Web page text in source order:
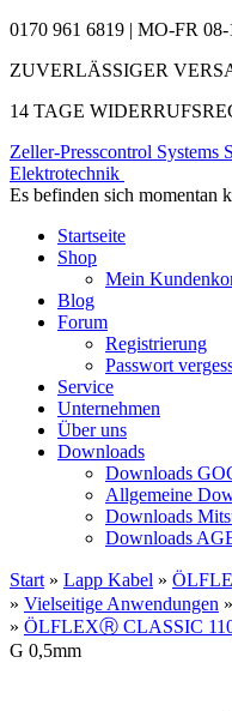
0170 961 6819 | MO-FR
ZUVERLÄSSIGER
14 TAGE
Zeller-Presscontrol Systems
Elektrotechnik
Es befinden sich momentan
Startseite
Shop
Mein
Blog
Forum
Registrierung
Passwort
Service
Unternehmen
Über uns
Downloads
Downloads
Allgemeine
Downloads
Downloads
Start » Lapp Kabel »
» Vielseitige Anwendungen »
» ÖLFLEXⓇ CLASSIC
G 0,5mm